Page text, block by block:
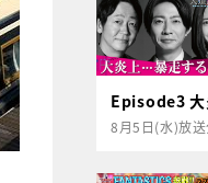
Episode3
8月5日(水)放送